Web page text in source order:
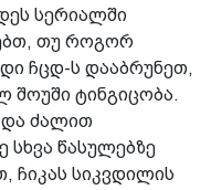
სერიალში
თუ როგორ
ჩცდ-ს დააბრუნეთ,
შოუში ტინგიცობა.
და ძალით
წასულებზე
ჩიკას სიკვდილის